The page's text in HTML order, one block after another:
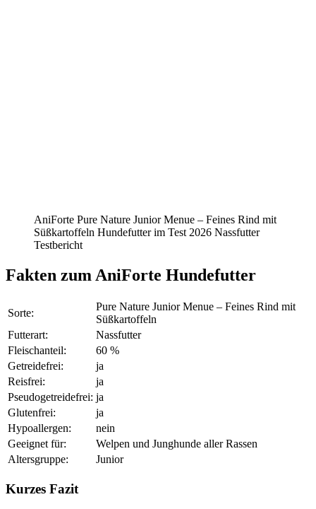
AniForte Pure Nature Junior Menue – Feines Rind mit
Süßkartoffeln Hundefutter im Test 2026 Nassfutter
Testbericht
Fakten zum AniForte Hundefutter
Sorte:
Pure Nature Junior Menue – Feines Rind mit
Süßkartoffeln
Futterart:
Nassfutter
Fleischanteil:
60 %
Getreidefrei:
ja
Reisfrei:
ja
Pseudogetreidefrei: ja
Glutenfrei:
ja
Hypoallergen:
nein
Geeignet für:
Welpen und Junghunde aller Rassen
Altersgruppe:
Junior
Kurzes Fazit